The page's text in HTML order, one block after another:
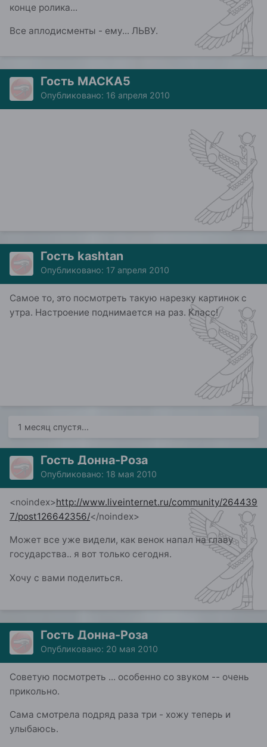
конце ролика...
Все аплодисменты - ему... ЛЬВУ.
Гость МАСКА5
Опубликовано: 16 апреля 2010
Гость kashtan
Опубликовано: 17 апреля 2010
Самое то, это посмотреть такую нарезку картинок с
утра. Настроение поднимается на раз. Класс!
1 месяц спустя...
Гость Донна-Роза
Опубликовано: 18 мая 2010
<noindex>http://www.liveinternet.ru/community/264439
7/post126642356/</noindex>
Может все уже видели, как венок напал на главу
государства.. я вот только сегодня.
Хочу с вами поделиться.
Гость Донна-Роза
Опубликовано: 20 мая 2010
Советую посмотреть ... особенно со звуком -- очень
прикольно.
Сама смотрела подряд раза три - хожу теперь и
улыбаюсь.